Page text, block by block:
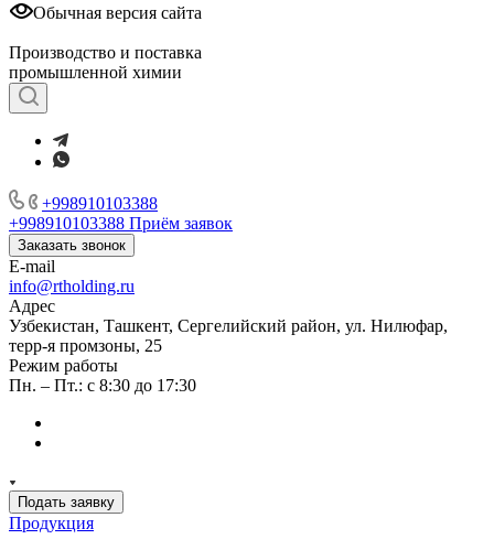
Обычная версия сайта
Производство и поставка
промышленной химии
+998910103388
+998910103388 Приём заявок
Заказать звонок
E-mail
info@rtholding.ru
Адрес
Узбекистан, Ташкент, Сергелийский район, ул. Нилюфар,
терр-я промзоны, 25
Режим работы
Пн. – Пт.: с 8:30 до 17:30
Подать заявку
Продукция